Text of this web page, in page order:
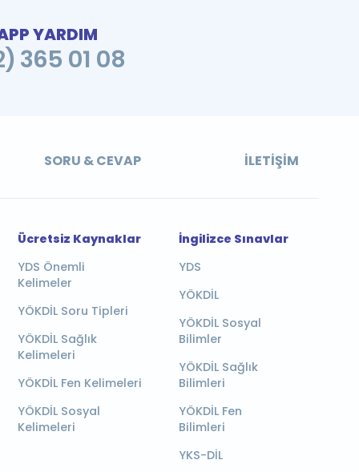
YARDIM
365 01 08
SORU & CEVAP İLETIŞIM
Ücretsiz Kaynaklar
YDS Önemli
Kelimeler
YÖKDİL Soru Tipleri
YÖKDİL Sağlık
Kelimeleri
YÖKDİL Fen Kelimeleri
YÖKDİL Sosyal
Kelimeleri
İngilizce Sınavlar
YDS
YÖKDİL
YÖKDİL Sosyal
Bilimler
YÖKDİL Sağlık
Bilimleri
YÖKDİL Fen
Bilimleri
YKS-DİL